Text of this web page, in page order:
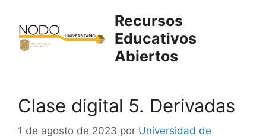
contenido
Recursos
Educativos
Abiertos
Clase digital 5. Derivadas
1 de agosto de 2023 por Universidad de